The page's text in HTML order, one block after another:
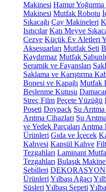
Makinesi Hamur
Makinesi Mutfak Robotu
Sıkacağı Çay Makineleri
Isıtıcılar Katı Meyve
Cezve Küçük Ev Aletleri
Aksesuarları Mutfak Seti
Kaydırmaz Mutfak
Seramik ve Fayansları
Saklama ve Karıştırma
Bonesi ve Kapağı Mutfak
Beslenme Kutusu
Streç Film Peçete Yüzüğü
Poşeti Doypack Su
Arıtma Cihazları Su
ve Yedek Parçaları Arıtma
Ürünleri Gıda ve İçecek
Kahvesi Kapsül Kahve
Tezgahları Laminant
Tezgahları Bulaşık
Sebilleri
Ürünleri Yılbaşı Ağacı
Süsleri Yılbaşı Sepeti